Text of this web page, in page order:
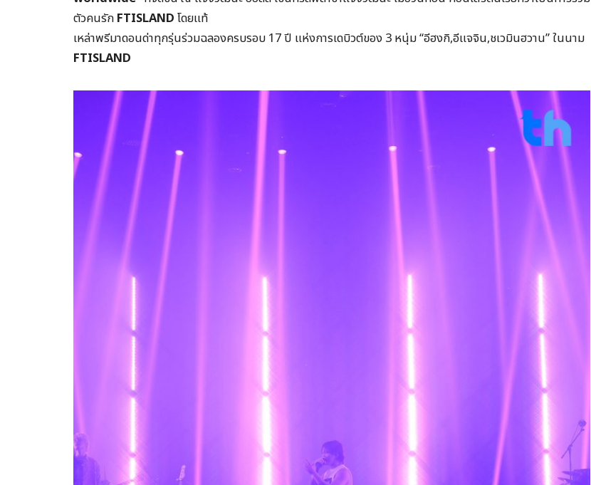
ตัวคนรัก FTISLAND โดยแท้
เหล่าพรีมาดอนด่าทุกรุ่นร่วมฉลองครบรอบ 17 ปี แห่งการเดบิวต์ของ 3 หนุ่ม “อีฮงกิ,อีแจจิน,ชเวมินฮวาน” ในนาม
FTISLAND